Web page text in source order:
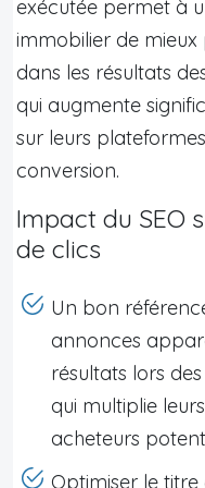
exécutée permet à
immobilier de mieux
dans les résultats
qui augmente
sur leurs
conversion.
Impact du SEO
de clics
Un bon
annonces
résultats lors
qui multiplie
acheteurs
Optimiser le